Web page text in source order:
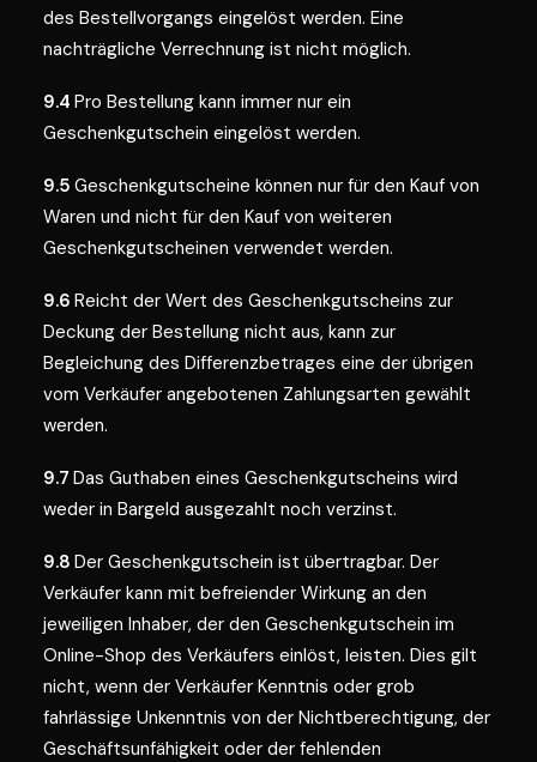
des Bestellvorgangs eingelöst werden. Eine
nachträgliche Verrechnung ist nicht möglich.
9.4 Pro Bestellung kann immer nur ein
Geschenkgutschein eingelöst werden.
9.5 Geschenkgutscheine können nur für den Kauf von
Waren und nicht für den Kauf von weiteren
Geschenkgutscheinen verwendet werden.
9.6 Reicht der Wert des Geschenkgutscheins zur
Deckung der Bestellung nicht aus, kann zur
Begleichung des Differenzbetrages eine der übrigen
vom Verkäufer angebotenen Zahlungsarten gewählt
werden.
9.7 Das Guthaben eines Geschenkgutscheins wird
weder in Bargeld ausgezahlt noch verzinst.
9.8 Der Geschenkgutschein ist übertragbar. Der
Verkäufer kann mit befreiender Wirkung an den
jeweiligen Inhaber, der den Geschenkgutschein im
Online-Shop des Verkäufers einlöst, leisten. Dies gilt
nicht, wenn der Verkäufer Kenntnis oder grob
fahrlässige Unkenntnis von der Nichtberechtigung, der
Geschäftsunfähigkeit oder der fehlenden